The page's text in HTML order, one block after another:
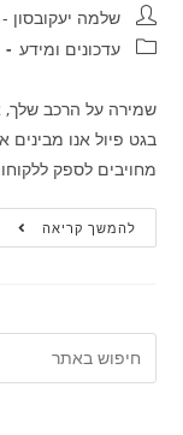
שלמה יעקובסון
עדכונים ומידע
שמירה על הרכב שלך,
בגט פיול אנו
מחויבים לספק
להמשך קריאה